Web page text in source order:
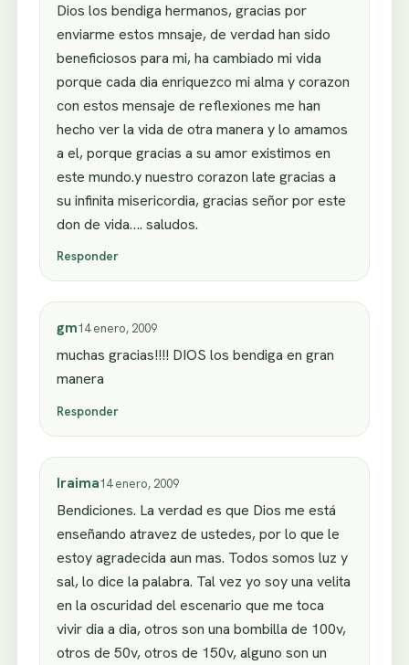
Dios los bendiga hermanos, gracias por
enviarme estos mnsaje, de verdad han sido
beneficiosos para mi, ha cambiado mi vida
porque cada dia enriquezco mi alma y corazon
con estos mensaje de reflexiones me han
hecho ver la vida de otra manera y lo amamos
a el, porque gracias a su amor existimos en
este mundo.y nuestro corazon late gracias a
su infinita misericordia, gracias señor por este
don de vida…. saludos.
Responder
gm14 enero, 2009
muchas gracias!!!! DIOS los bendiga en gran
manera
Responder
Iraima14 enero, 2009
Bendiciones. La verdad es que Dios me está
enseñando atravez de ustedes, por lo que le
estoy agradecida aun mas. Todos somos luz y
sal, lo dice la palabra. Tal vez yo soy una velita
en la oscuridad del escenario que me toca
vivir dia a dia, otros son una bombilla de 100v,
otros de 50v, otros de 150v, alguno son un